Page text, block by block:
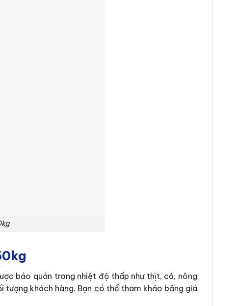
bảo quản trong nhiệt độ thấp như thịt, cá, nông
tượng khách hàng. Bạn có thể tham khảo bảng giá